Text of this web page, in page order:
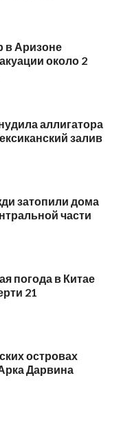
в Аризоне
около 2
аллигатора
залив
затопили дома
части
погода в Китае
21
островах
Дарвина